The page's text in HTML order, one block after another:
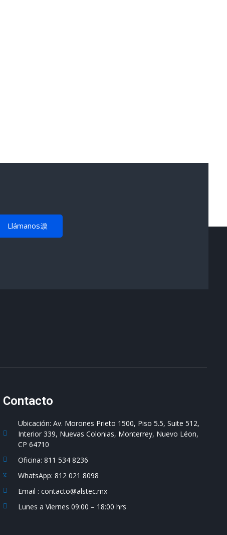
Llámanos
Contacto
Ubicación: Av. Morones Prieto 1500, Piso 5.5, Suite 512,
Interior 339, Nuevas Colonias, Monterrey, Nuevo Léon,
CP 64710
Oficina: 811 534 8236
WhatsApp: 812 021 8098
Email : contacto@alstec.mx
Lunes a Viernes 09:00 – 18:00 hrs